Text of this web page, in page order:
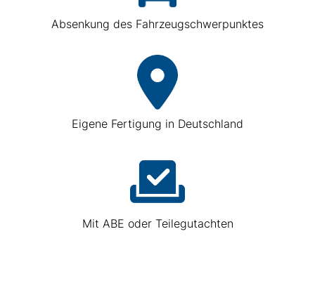
Absenkung des Fahrzeugschwerpunktes
Eigene Fertigung in Deutschland
Mit ABE oder Teilegutachten